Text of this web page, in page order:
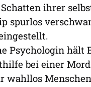
ihrer
spurlos
Psychologin hält
bei einer
wahllos